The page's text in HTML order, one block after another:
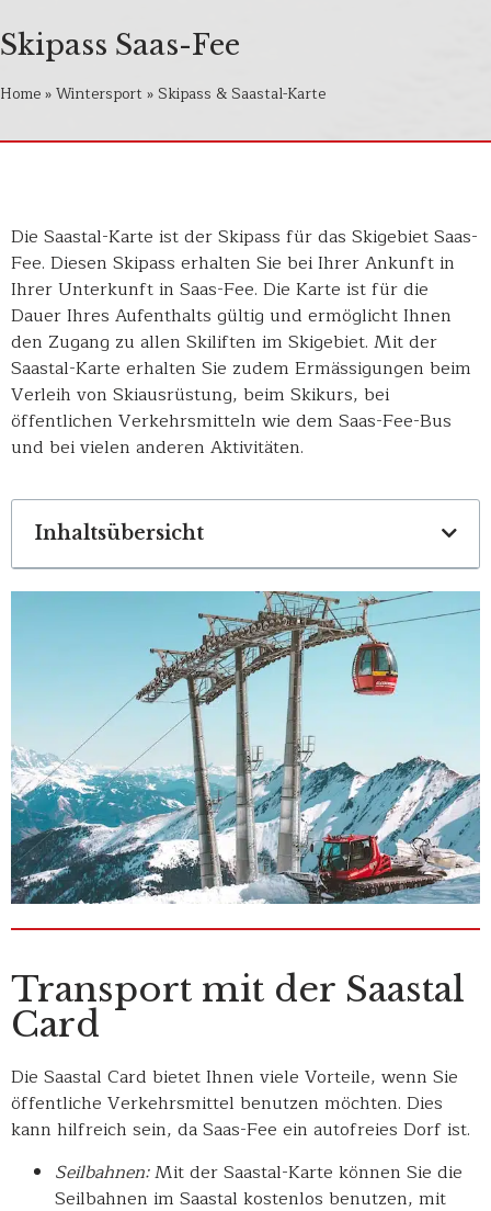
Skipass Saas-Fee
Home»Wintersport » Skipass & Saastal-Karte
Die Saastal-Karte ist der Skipass für das Skigebiet Saas-
Fee. Diesen Skipass erhalten Sie bei Ihrer Ankunft in
Ihrer Unterkunft in Saas-Fee. Die Karte ist für die
Dauer Ihres Aufenthalts gültig und ermöglicht Ihnen
den Zugang zu allen Skiliften im Skigebiet. Mit der
Saastal-Karte erhalten Sie zudem Ermässigungen beim
Verleih von Skiausrüstung, beim Skikurs, bei
öffentlichen Verkehrsmitteln wie dem Saas-Fee-Bus
und bei vielen anderen Aktivitäten.
Inhaltsübersicht
Transport mit der Saastal
Card
Die Saastal Card bietet Ihnen viele Vorteile, wenn Sie
öffentliche Verkehrsmittel benutzen möchten. Dies
kann hilfreich sein, da Saas-Fee ein autofreies Dorf ist.
Seilbahnen:Mit der Saastal-Karte können Sie die
Seilbahnen im Saastal kostenlos benutzen, mit